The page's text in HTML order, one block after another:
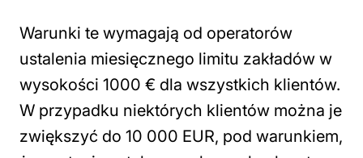
Warunki te wymagają od operatorów
ustalenia miesięcznego limitu zakładów w
wysokości 1000 € dla wszystkich klientów.
W przypadku niektórych klientów można je
zwiększyć do 10 000 EUR, pod warunkiem,